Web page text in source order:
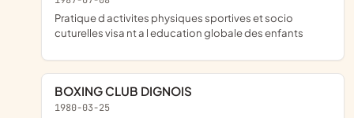
pratique d activites physiques sportives et socio
cuturelles visa nt a l education globale des enfants
BOXING CLUB DIGNOIS
1980-03-25